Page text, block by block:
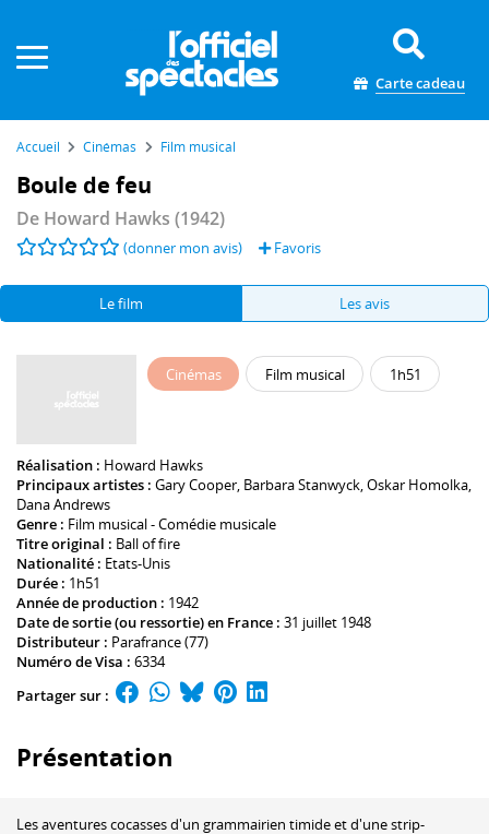
Carte cadeau
Accueil Cinémas Film musical
Boule de feu
De Howard Hawks (1942)
(donner mon avis) Favoris
Le film Les avis
Cinémas Film musical 1h51
Réalisation : Howard Hawks
Principaux artistes : Gary Cooper, Barbara Stanwyck,Oskar Homolka,
Dana Andrews
Genre : Film musical - Comédie musicale
Titre original : Ball of fire
Nationalité : Etats-Unis
Durée : 1h51
Année de production : 1942
Date de sortie (ou ressortie) en France : 31 juillet 1948
Distributeur : Parafrance (77)
Numéro de Visa : 6334
Partager sur :
Présentation
Les aventures cocasses d'un grammairien timide et d'une strip-